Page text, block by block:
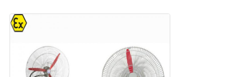
Sobre nosotros